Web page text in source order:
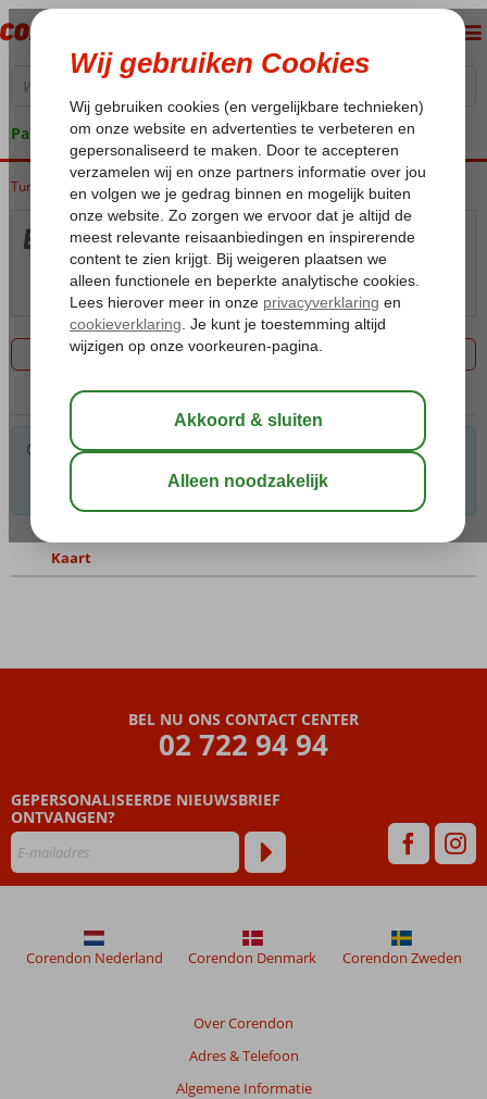
Pakketgarantie
Home
Turkije Turkse Riviera Alanya Excursiereizen Alanya
Excursiereizen Alanya
Kaart
Filter 0 aanbiedingen
Voor de gekozen criteria hebben we helaas geen
mogelijkheden. Tip: verwijder een of meerdere criteria om toch
mogelijkheden te vinden.
Kaart
BEL NU ONS CONTACT CENTER
02 722 94 94
GEPERSONALISEERDE NIEUWSBRIEF
ONTVANGEN?
Over Corendon
Adres & Telefoon
Algemene Informatie
Corendon Nederland Corendon Denmark Corendon Zweden